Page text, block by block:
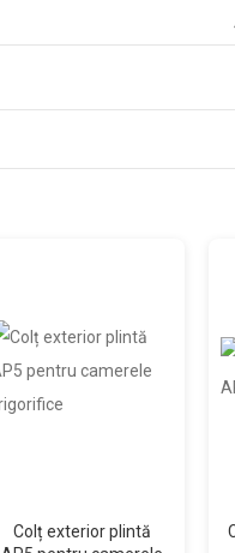
Colț exterior plintă